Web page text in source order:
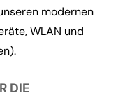
modernen
WLAN und
DIE